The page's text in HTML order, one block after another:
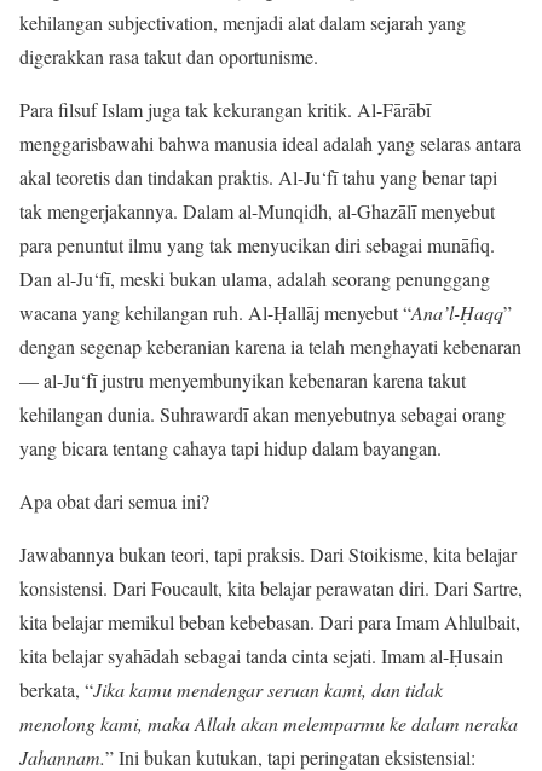
kehilangan subjectivation, menjadi alat dalam sejarah yang
digerakkan rasa takut dan oportunisme.
Para filsuf Islam juga tak kekurangan kritik. Al-Fārābī
menggarisbawahi bahwa manusia ideal adalah yang selaras antara
akal teoretis dan tindakan praktis. Al-Ju‘fī tahu yang benar tapi
tak mengerjakannya. Dalam al-Munqidh, al-Ghazālī menyebut
para penuntut ilmu yang tak menyucikan diri sebagai munāfiq.
Dan al-Ju‘fī, meski bukan ulama, adalah seorang penunggang
wacana yang kehilangan ruh. Al-Ḥallāj menyebut “Ana’l-Ḥaqq”
dengan segenap keberanian karena ia telah menghayati kebenaran
— al-Ju‘fī justru menyembunyikan kebenaran karena takut
kehilangan dunia. Suhrawardī akan menyebutnya sebagai orang
yang bicara tentang cahaya tapi hidup dalam bayangan.
Apa obat dari semua ini?
Jawabannya bukan teori, tapi praksis. Dari Stoikisme, kita belajar
konsistensi. Dari Foucault, kita belajar perawatan diri. Dari Sartre,
kita belajar memikul beban kebebasan. Dari para Imam Ahlulbait,
kita belajar syahādah sebagai tanda cinta sejati. Imam al-Ḥusain
berkata, “Jika kamu mendengar seruan kami, dan tidak
menolong kami, maka Allah akan melemparmu ke dalam neraka
Jahannam.” Ini bukan kutukan, tapi peringatan eksistensial: